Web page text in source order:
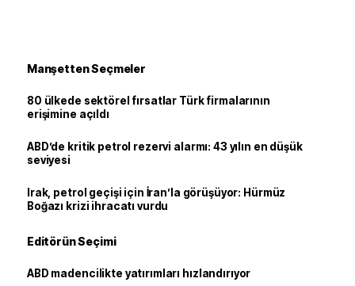
Manşetten Seçmeler
80 ülkede sektörel fırsatlar Türk firmalarının
erişimine açıldı
ABD’de kritik petrol rezervi alarmı: 43 yılın en düşük
seviyesi
Irak, petrol geçişi için İran’la görüşüyor: Hürmüz
Boğazı krizi ihracatı vurdu
Editörün Seçimi
ABD madencilikte yatırımları hızlandırıyor